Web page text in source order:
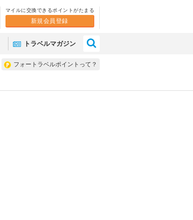
マイルに交換できるポイントがたまる
新規会員登録
トラベルマガジン
フォートラベルポイントって？